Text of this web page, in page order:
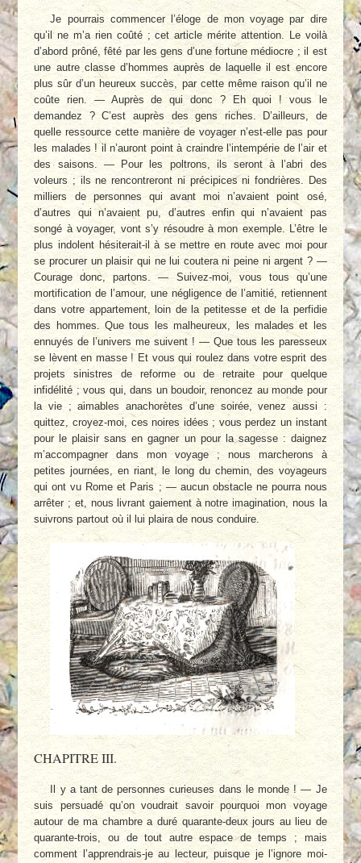
Je pourrais commencer l’éloge de mon voyage par dire
qu’il ne m’a rien coûté ; cet article mérite attention. Le voilà
d’abord prôné, fêté par les gens d’une fortune médiocre ; il est
une autre classe d’hommes auprès de laquelle il est encore
plus sûr d’un heureux succès, par cette même raison qu’il ne
coûte rien. — Auprès de qui donc ? Eh quoi ! vous le
demandez ? C’est auprès des gens riches. D’ailleurs, de
quelle ressource cette manière de voyager n’est-elle pas pour
les malades ! il n’auront point à craindre l’intempérie de l’air et
des saisons. — Pour les poltrons, ils seront à l’abri des
voleurs ; ils ne rencontreront ni précipices ni fondrières. Des
milliers de personnes qui avant moi n’avaient point osé,
d’autres qui n’avaient pu, d’autres enfin qui n’avaient pas
songé à voyager, vont s’y résoudre à mon exemple. L’être le
plus indolent hésiterait-il à se mettre en route avec moi pour
se procurer un plaisir qui ne lui coutera ni peine ni argent ? —
Courage donc, partons. — Suivez-moi, vous tous qu’une
mortification de l’amour, une négligence de l’amitié, retiennent
dans votre appartement, loin de la petitesse et de la perfidie
des hommes. Que tous les malheureux, les malades et les
ennuyés de l’univers me suivent ! — Que tous les paresseux
se lèvent en masse ! Et vous qui roulez dans votre esprit des
projets sinistres de reforme ou de retraite pour quelque
infidélité ; vous qui, dans un boudoir, renoncez au monde pour
la vie ; aimables anachorètes d’une soirée, venez aussi :
quittez, croyez-moi, ces noires idées ; vous perdez un instant
pour le plaisir sans en gagner un pour la sagesse : daignez
m’accompagner dans mon voyage ; nous marcherons à
petites journées, en riant, le long du chemin, des voyageurs
qui ont vu Rome et Paris ; — aucun obstacle ne pourra nous
arrêter ; et, nous livrant gaiement à notre imagination, nous la
suivrons partout où il lui plaira de nous conduire.
CHAPITRE III.
Il y a tant de personnes curieuses dans le monde ! — Je
suis persuadé qu’on voudrait savoir pourquoi mon voyage
autour de ma chambre a duré quarante-deux jours au lieu de
quarante-trois, ou de tout autre espace de temps ; mais
comment l’apprendrais-je au lecteur, puisque je l’ignore moi-